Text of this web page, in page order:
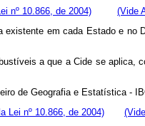
nº 10.866, de 2004)
(Vide
em cada Estado e
a que a Cide se
de Geografia e
Lei nº 10.866, de 2004)